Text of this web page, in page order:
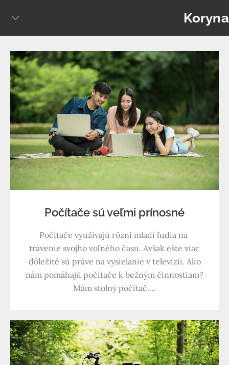
Koryna
Počítače sú veľmi prínosné
Počítače využívajú rôzni mladí ľudia na
trávenie svojho voľného času. Avšak ešte viac
dôležité sú práve na vysielanie v televízii. Ako
nám pomáhajú počítače k bežným činnostiam?
Mám stolný počítač.…